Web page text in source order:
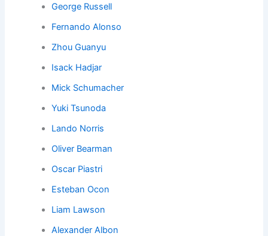
George Russell
Fernando Alonso
Zhou Guanyu
Isack Hadjar
Mick Schumacher
Yuki Tsunoda
Lando Norris
Oliver Bearman
Oscar Piastri
Esteban Ocon
Liam Lawson
Alexander Albon